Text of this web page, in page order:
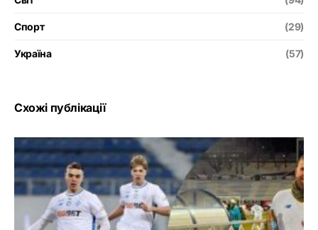
Спорт (29)
Україна (57)
Схожі публікації